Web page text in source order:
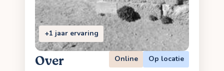
+1 jaar ervaring
Over
Online Op locatie